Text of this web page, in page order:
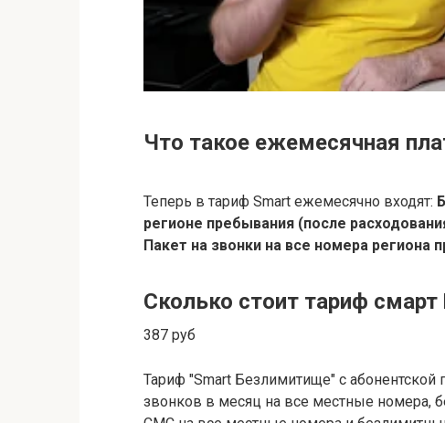
Что такое ежемесячная
Теперь в тариф Smart ежемесячно входят:
регионе пребывания (после
Пакет на звонки на все номера
Сколько стоит тариф
387 руб
Тариф "Smart Безлимитище" с абонентской
звонков в месяц на все местные номера,